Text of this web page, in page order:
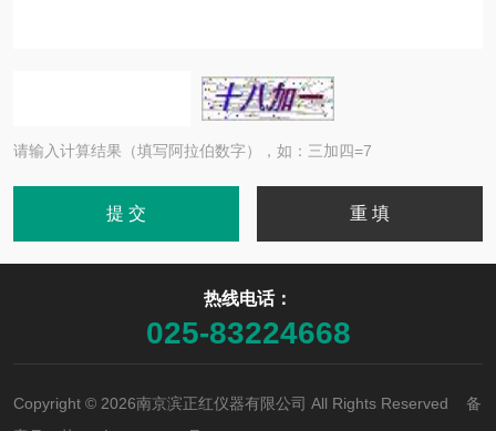
请输入计算结果（填写阿拉伯数字），如：三加四=7
热线电话：
025-83224668
Copyright © 2026南京滨正红仪器有限公司 All Rights Reserved 备